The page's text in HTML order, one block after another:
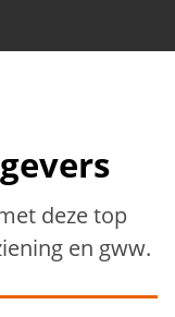
deze top
en gww.